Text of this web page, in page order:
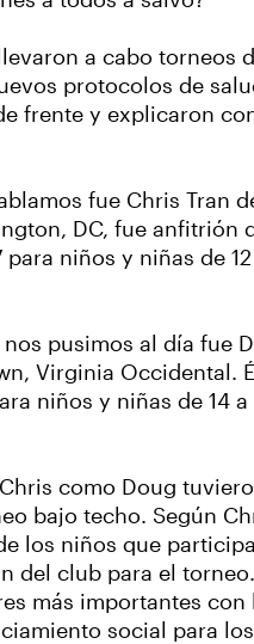
a cabo torneos
protocolos de
frente y explicaron
fue Chris Tran
DC, fue anfitrión
niños y niñas de
pusimos al día fue
Virginia Occidental.
niños y niñas de 14 a
como Doug
bajo techo. Según
los niños que
del club para el
más importantes con
social para